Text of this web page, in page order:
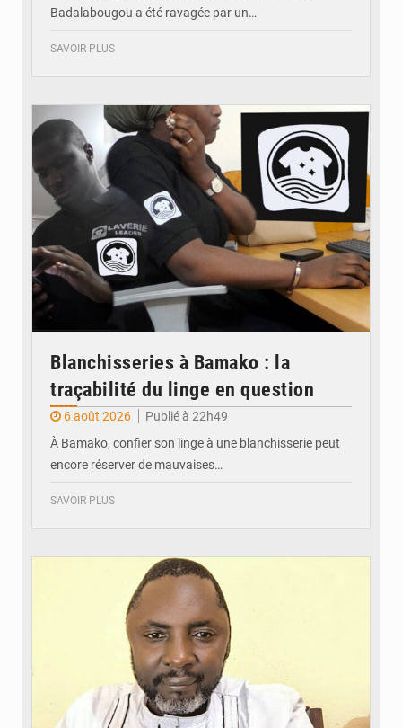
Badalabougou a été ravagée par un…
SAVOIR PLUS
Blanchisseries à Bamako : la
traçabilité du linge en question
6 août 2026
Publié à 22h49
À Bamako, confier son linge à une blanchisserie peut
encore réserver de mauvaises…
SAVOIR PLUS